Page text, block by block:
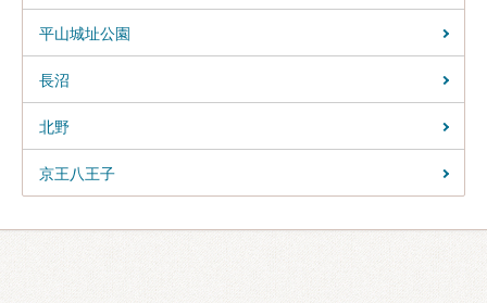
平山城址公園
長沼
北野
京王八王子